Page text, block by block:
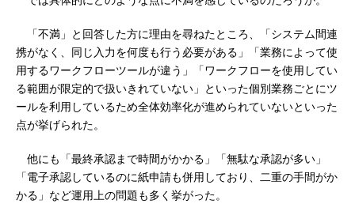
「不満」と回答した方に理由を尋ねたところ、「システム間連
携がなく、同じ入力を何度も行う必要がある」「業務によって使
用するワークフローツールが違う」「ワークフローを使用してい
る範囲が限定的で扱いきれていない」といった個別業務ごとにツ
ールを利用しているため全体効率化が進められていないといった
点が挙げられた。
他にも「最終承認まで時間がかかる」「無駄な承認が多い」
「電子承認しているのに紙申請も併用しており、二重の手間がか
かる」など運用上の問題も多く挙がった。